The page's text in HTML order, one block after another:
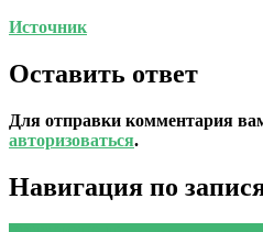
Источник
Оставить ответ
Для отправки комментария
авторизоваться.
Навигация по